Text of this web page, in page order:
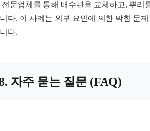
전문업체를 통해 배수관을 교체하고, 뿌리
다. 이 사례는 외부 요인에 의한 막힘 문
다.
자주 묻는 질문 (FAQ)